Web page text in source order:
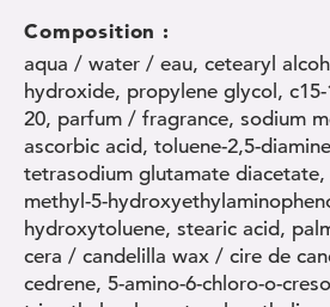
Composition :
aqua / water / eau, cetearyl
hydroxide, propylene glycol,
20, parfum / fragrance, sodium
ascorbic acid, toluene-2,5-
tetrasodium glutamate diacetate,
methyl-5-
hydroxytoluene, stearic acid,
cera / candelilla wax / cire de
cedrene, 5-amino-6-chloro-o-